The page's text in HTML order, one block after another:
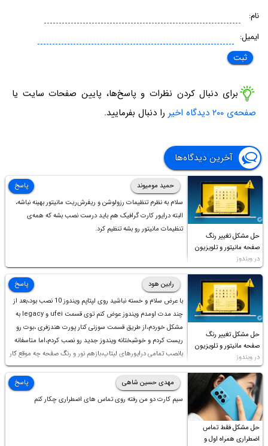
نام:
ایمیل:
برای دنبال کردن نظرات و پاسخ‌ها، پایین صفحات سایت یا
صفحه‌ی ۲۰۰ دیدگاه اخیر
را دنبال بفرمایید.
آخرین دیدگاه‌ها
حل مشکل تغییر رنگ
صفحه مانیتور و تلویزیون
در ویندوز
حمید مومیوند
سلام به نظرم تنظیمات رزولوشن و ریفرش‌ریت مانیتور بهینه نباشه،
البته درایور کارت گرافیک هم باید درست نصب بشه که همه‌ی
تنظیمات مانیتور رو بشه تنظیم کرد.
پاسخ
حل مشکل تغییر رنگ
صفحه مانیتور و تلویزیون
در ویندوز
رابین هود
با عرض سلام و خسته نباشید روی لپتاپم ویندوز 10 نصب بود،بعد از
چند مدت اومدم ویندوز عوض کنم توی قسمت ufei و legacy به
مشکل خوردم،از طریق قسمت سوزنی کنار پورت هندزفری ،بوت رو
ریست کردم و خوشبختانه ویندوز جدید رو نصب کردم،اما متاسفانه
بانصب تمامی درایورهای لپتاپ،بازهم نور و رنگ صفحه چه موقع کار
چه موقع پخش فیلم مثل سابق نیست(نور زیاده و بی کیفیت)،با
ابدیت کردن کارت گرافیک،کالیبره کردن و غیره هم نور و رنگ درست
نشد (انگار تصویر ماته)، خواهشمند است راهنمایی فرمایید باتشکر
پاسخ
حل مشکل فقط تماس
اضطراری همراه اول و
مهدی حسین شاهی
سیم کارت دو من رفته روی تماس های اضطراری چکار کنم
پاسخ